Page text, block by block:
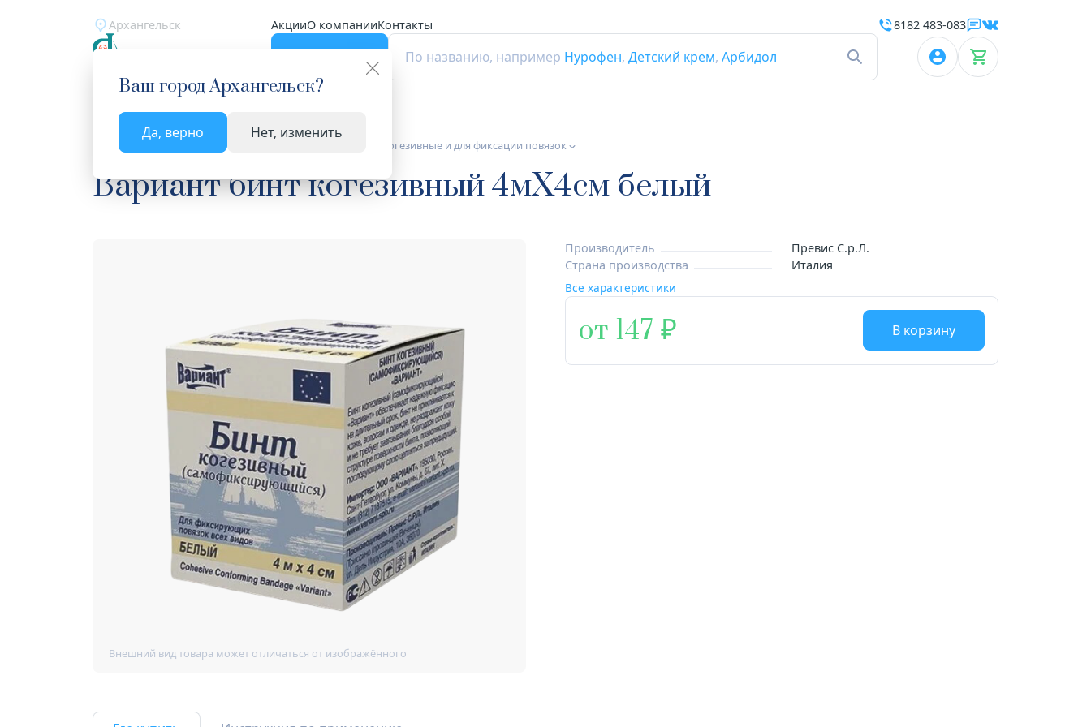
Архангельск АкцииО компанииКонтакты
По названию, например Нурофен, Детский крем, Арбидол
Ваш городАрхангельск?
Да, верно Нет, изменить
8182 483-083
Главная Каталог Медицинские изделия Бинты когезивные и для фиксации повязок
Вариант бинт когезивный 4мX4см белый
Производитель
Превис С.р.Л.
Страна производства
Италия
Все характеристики
от 147 В корзину